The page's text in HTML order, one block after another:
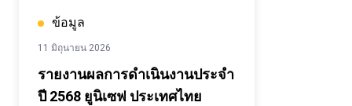
ข้อมูล
11 มิถุนายน 2026
รายงานผลการดำเนินงานประจำ
ปี 2568 ยูนิเซฟ ประเทศไทย